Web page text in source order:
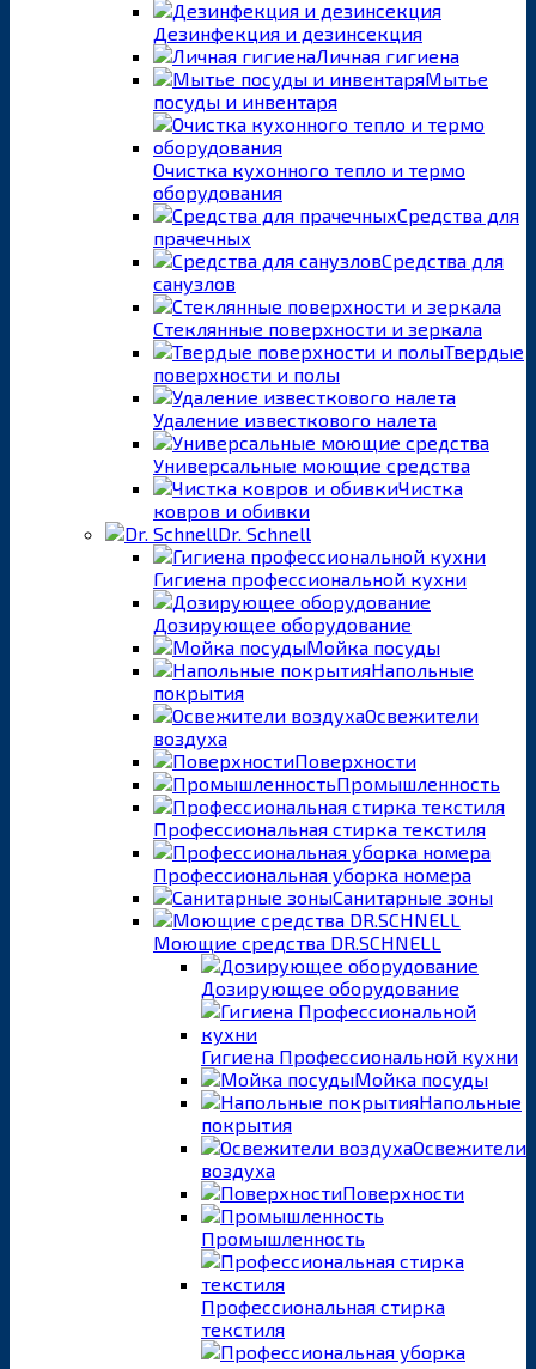
Дезинфекция и дезинсекция
Личная гигиена
Мытье
посуды и инвентаря
Очистка кухонного тепло и термо
оборудования
Средства для
прачечных
Средства для
санузлов
Стеклянные поверхности и зеркала
Твердые
поверхности и полы
Удаление известкового налета
Универсальные моющие средства
Чистка
ковров и обивки
Dr. Schnell
Гигиена профессиональной кухни
Дозирующее оборудование
Мойка посуды
Напольные
покрытия
Освежители
воздуха
Поверхности
Промышленность
Профессиональная стирка текстиля
Профессиональная уборка номера
Санитарные зоны
Моющие средства DR.SCHNELL
Дозирующее оборудование
Гигиена Профессиональной кухни
Мойка посуды
Напольные
покрытия
Освежители
воздуха
Поверхности
Промышленность
Профессиональная стирка
текстиля